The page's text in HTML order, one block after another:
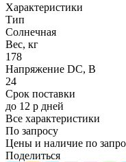
Характеристики
Тип
Солнечная
Вес, кг
178
Напряжение DC, В
24
Срок поставки
до 12 р дней
Все характеристики
По запросу
Цены и наличие по
Поделиться